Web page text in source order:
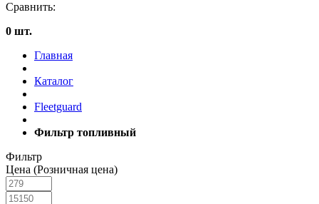
Сравнить:
0 шт.
Главная
Каталог
Fleetguard
Фильтр топливный
Фильтр
Цена (Розничная цена)